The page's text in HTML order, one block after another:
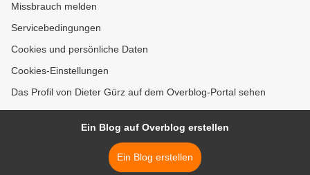
Missbrauch melden
Servicebedingungen
Cookies und persönliche Daten
Cookies-Einstellungen
Das Profil von Dieter Gürz auf dem Overblog-Portal sehen
Ein Blog auf Overblog erstellen
Ein Blog erstellen